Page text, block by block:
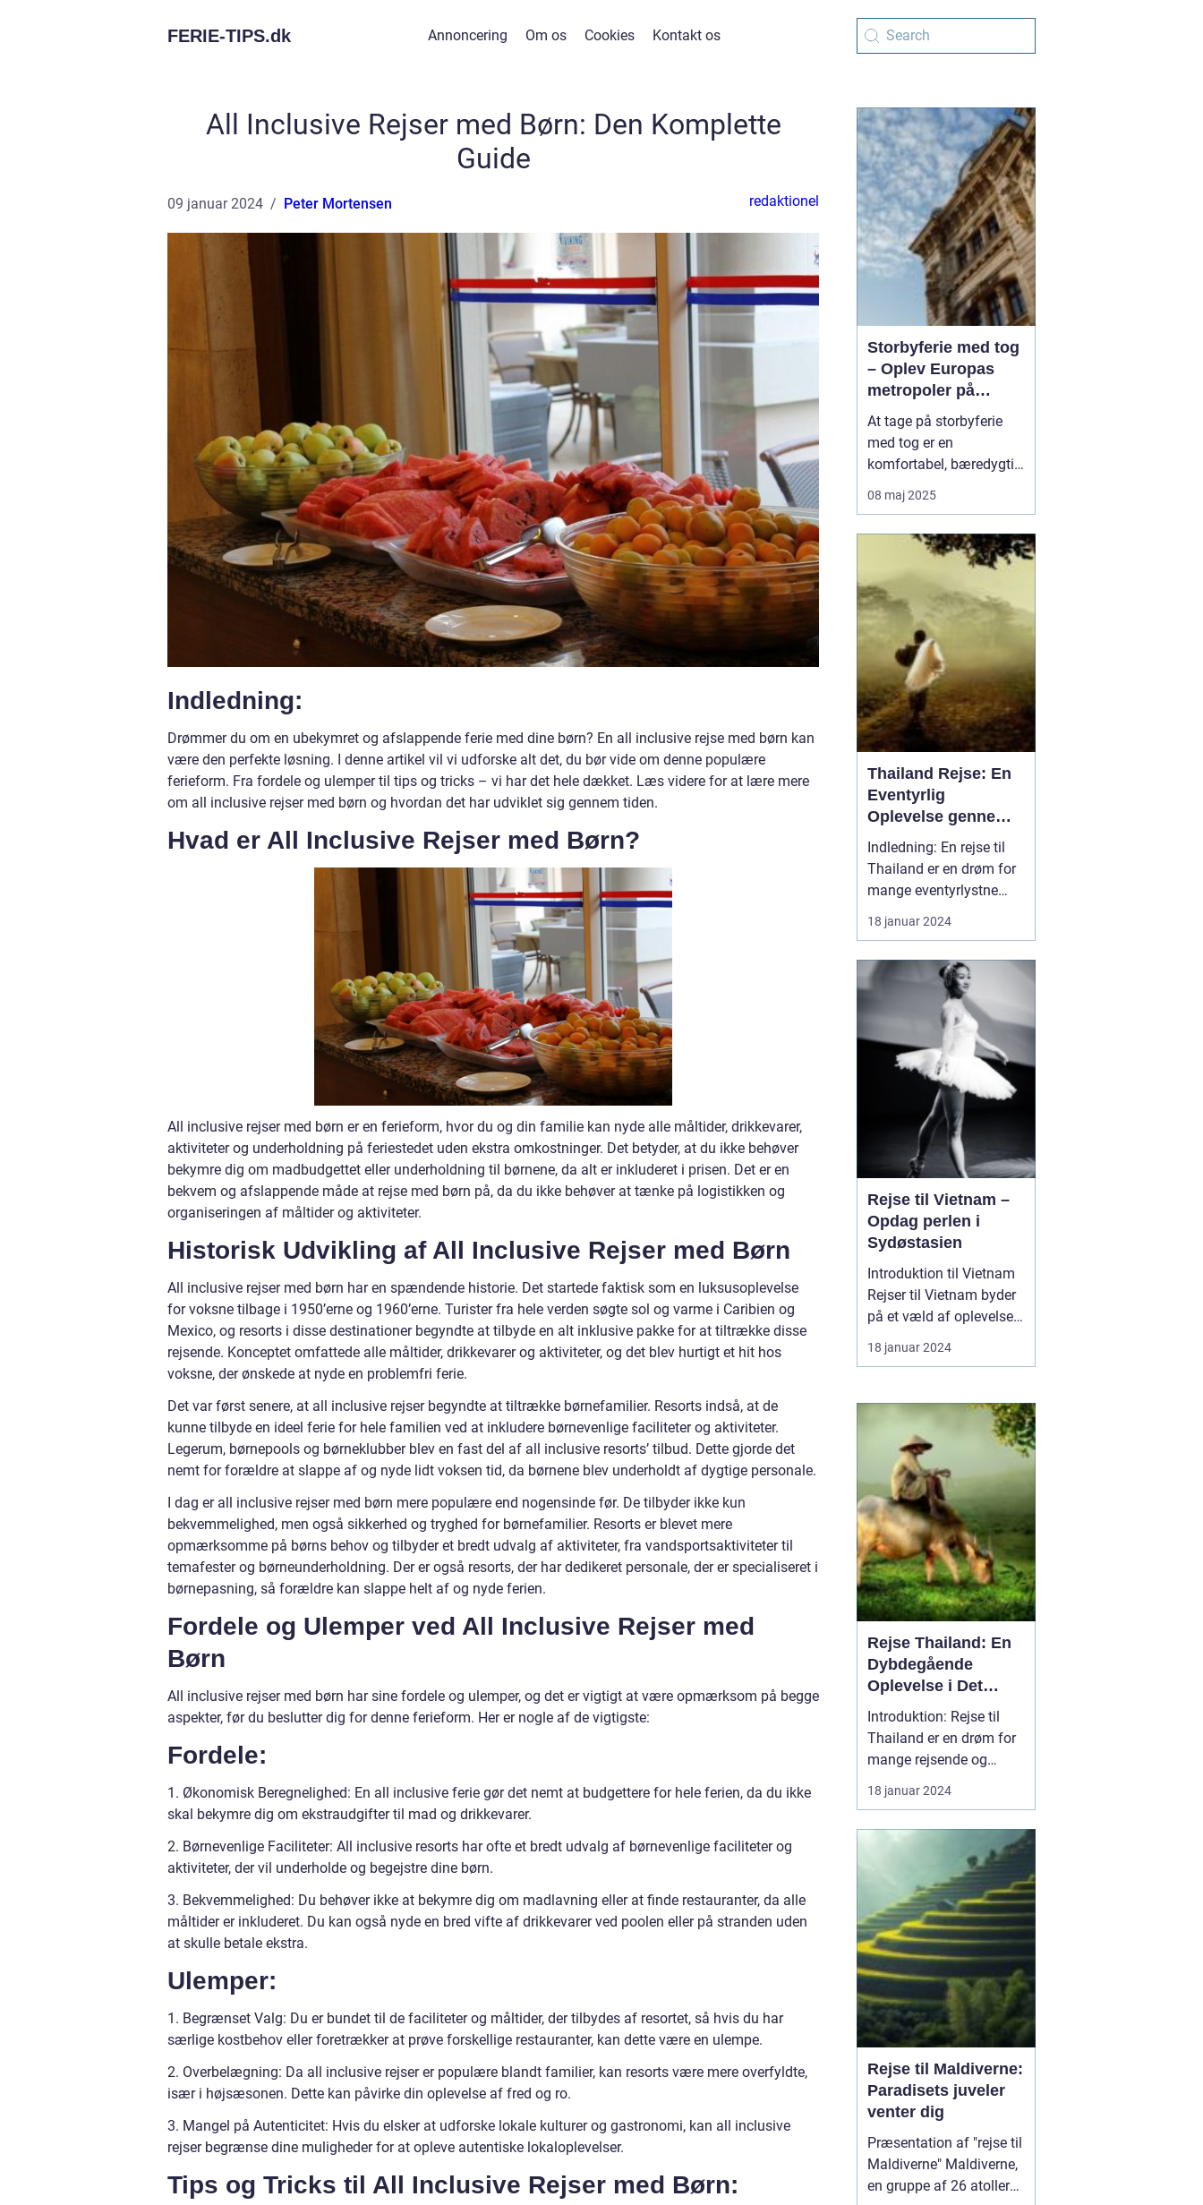
FERIE-TIPS.dk Annoncering Om os Cookies Kontakt os
All Inclusive Rejser med Børn: Den Komplette
Guide
09 januar 2024 Peter Mortensen redaktionel
Indledning:
Drømmer du om en ubekymret og afslappende ferie med dine børn? En all inclusive rejse med børn kan
være den perfekte løsning. I denne artikel vil vi udforske alt det, du bør vide om denne populære
ferieform. Fra fordele og ulemper til tips og tricks – vi har det hele dækket. Læs videre for at lære mere
om all inclusive rejser med børn og hvordan det har udviklet sig gennem tiden.
Hvad er All Inclusive Rejser med Børn?
All inclusive rejser med børn er en ferieform, hvor du og din familie kan nyde alle måltider, drikkevarer,
aktiviteter og underholdning på feriestedet uden ekstra omkostninger. Det betyder, at du ikke behøver
bekymre dig om madbudgettet eller underholdning til børnene, da alt er inkluderet i prisen. Det er en
bekvem og afslappende måde at rejse med børn på, da du ikke behøver at tænke på logistikken og
organiseringen af måltider og aktiviteter.
Historisk Udvikling af All Inclusive Rejser med Børn
All inclusive rejser med børn har en spændende historie. Det startede faktisk som en luksusoplevelse
for voksne tilbage i 1950’erne og 1960’erne. Turister fra hele verden søgte sol og varme i Caribien og
Mexico, og resorts i disse destinationer begyndte at tilbyde en alt inklusive pakke for at tiltrække disse
rejsende. Konceptet omfattede alle måltider, drikkevarer og aktiviteter, og det blev hurtigt et hit hos
voksne, der ønskede at nyde en problemfri ferie.
Det var først senere, at all inclusive rejser begyndte at tiltrække børnefamilier. Resorts indså, at de
kunne tilbyde en ideel ferie for hele familien ved at inkludere børnevenlige faciliteter og aktiviteter.
Legerum, børnepools og børneklubber blev en fast del af all inclusive resorts’ tilbud. Dette gjorde det
nemt for forældre at slappe af og nyde lidt voksen tid, da børnene blev underholdt af dygtige personale.
I dag er all inclusive rejser med børn mere populære end nogensinde før. De tilbyder ikke kun
bekvemmelighed, men også sikkerhed og tryghed for børnefamilier. Resorts er blevet mere
opmærksomme på børns behov og tilbyder et bredt udvalg af aktiviteter, fra vandsportsaktiviteter til
temafester og børneunderholdning. Der er også resorts, der har dedikeret personale, der er specialiseret i
børnepasning, så forældre kan slappe helt af og nyde ferien.
Fordele og Ulemper ved All Inclusive Rejser med
Børn
All inclusive rejser med børn har sine fordele og ulemper, og det er vigtigt at være opmærksom på begge
aspekter, før du beslutter dig for denne ferieform. Her er nogle af de vigtigste:
Fordele:
1. Økonomisk Beregnelighed: En all inclusive ferie gør det nemt at budgettere for hele ferien, da du ikke
skal bekymre dig om ekstraudgifter til mad og drikkevarer.
2. Børnevenlige Faciliteter: All inclusive resorts har ofte et bredt udvalg af børnevenlige faciliteter og
aktiviteter, der vil underholde og begejstre dine børn.
3. Bekvemmelighed: Du behøver ikke at bekymre dig om madlavning eller at finde restauranter, da alle
måltider er inkluderet. Du kan også nyde en bred vifte af drikkevarer ved poolen eller på stranden uden
at skulle betale ekstra.
Ulemper:
1. Begrænset Valg: Du er bundet til de faciliteter og måltider, der tilbydes af resortet, så hvis du har
særlige kostbehov eller foretrækker at prøve forskellige restauranter, kan dette være en ulempe.
2. Overbelægning: Da all inclusive rejser er populære blandt familier, kan resorts være mere overfyldte,
især i højsæsonen. Dette kan påvirke din oplevelse af fred og ro.
3. Mangel på Autenticitet: Hvis du elsker at udforske lokale kulturer og gastronomi, kan all inclusive
rejser begrænse dine muligheder for at opleve autentiske lokaloplevelser.
Tips og Tricks til All Inclusive Rejser med Børn:
Storbyferie med tog
– Oplev Europas
metropoler på
skinner
At tage på storbyferie
med tog er en
komfortabel, bæredygtig
og oplevelsesrig måde at
udforske Europas mest
kan man rejse direkte fra
Danmark til storbyer
som Berlin, Paris, Wien
og Rom – og nyde rejsen
...
08 maj 2025
Thailand Rejse: En
Eventyrlig
Oplevelse gennem
Tid og Sted
Indledning: En rejse til
Thailand er en drøm for
mange eventyrlystne
rejsende. Dette smukke
land i Sydøstasien byder
kultur, historie,
traditioner, naturskønhed
og ikke mindst venlige
lokalbefolkning. I denne
dybdegående artike...
18 januar 2024
Rejse til Vietnam –
Opdag perlen i
Sydøstasien
Introduktion til Vietnam
Rejser til Vietnam byder
på et væld af oplevelser
for rejsende og
eventyrlystne sjæle.
land er kendt for sin
enestående natur, rige
historie, spændende
kultur og venlige
lokalbefolkning. Fra det
livlige...
18 januar 2024
Rejse Thailand: En
Dybdegående
Oplevelse i Det
Smukke Land
Introduktion: Rejse til
Thailand er en drøm for
mange rejsende og
eventyrlystne sjæle.
Dette smukke land er
historie, kultur,
fantastiske strande og
senest også for rejsemål,
der er udenfor turisternes
radar. I denne artikel ...
18 januar 2024
Rejse til Maldiverne:
Paradisets juveler
venter dig
Præsentation af "rejse til
Maldiverne" Maldiverne,
en gruppe af 26 atoller